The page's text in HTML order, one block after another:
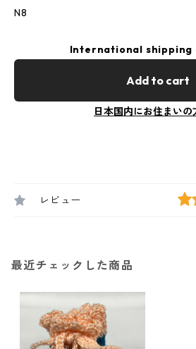
N8
International shipping
Add to cart
日本国内にお住まいの
レビュー
最近チェックした商品